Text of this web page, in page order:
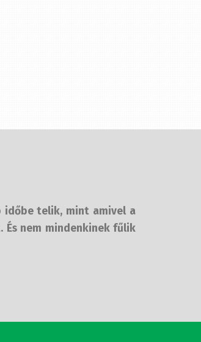
telik, mint amivel a
nem mindenkinek fűlik